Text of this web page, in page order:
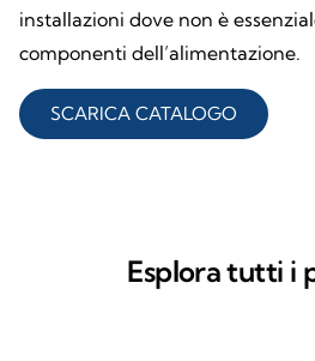
installazioni dove non è
componenti dell’alimentazione.
SCARICA CATALOGO
Esplora tutti i